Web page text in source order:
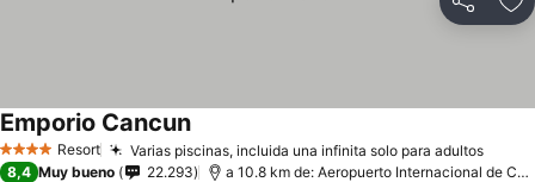
Compartir
4 EstrellasResort Varias piscinas, incluida una infinita solo para adultos
Emporio Cancun
8,4 Muy bueno 22.293 a 10.8 km de: Aeropuerto Internacional de Cancún